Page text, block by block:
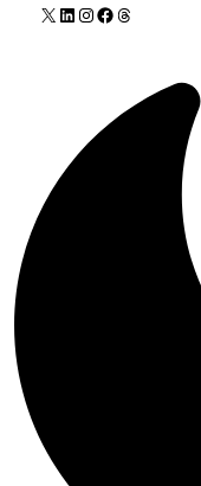
X LinkedIn
Instagram
Facebook
Threads